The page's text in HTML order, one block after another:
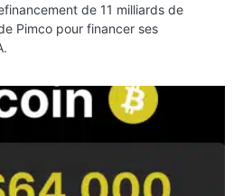
de 11 milliards de
Pimco pour financer ses
dollars pendant que les